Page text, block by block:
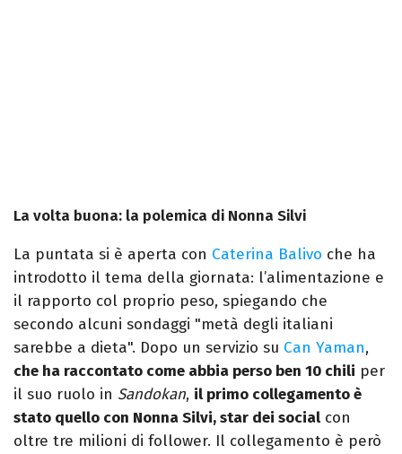
La volta buona: la polemica di Nonna Silvi
La puntata si è aperta con Caterina Balivo che ha
introdotto il tema della giornata: l’alimentazione e
il rapporto col proprio peso, spiegando che
secondo alcuni sondaggi "metà degli italiani
sarebbe a dieta". Dopo un servizio su Can Yaman,
che ha raccontato come abbia perso ben 10 chili per
il suo ruolo in Sandokan, il primo collegamento è
stato quello con Nonna Silvi, star dei social con
oltre tre milioni di follower. Il collegamento è però